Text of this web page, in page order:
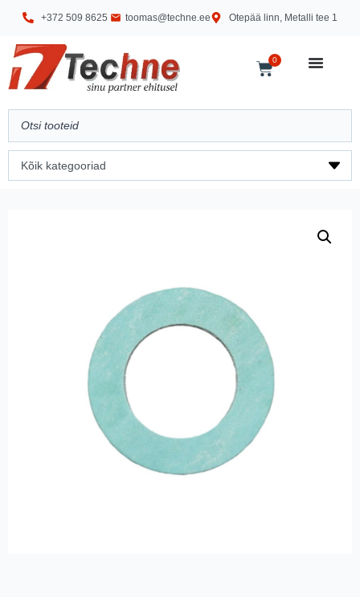
+372 509 8625 toomas@techne.ee Otepää linn, Metalli tee 1
0